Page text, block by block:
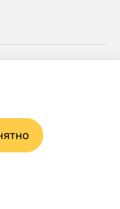
характер, и
офертой,
Гражданского